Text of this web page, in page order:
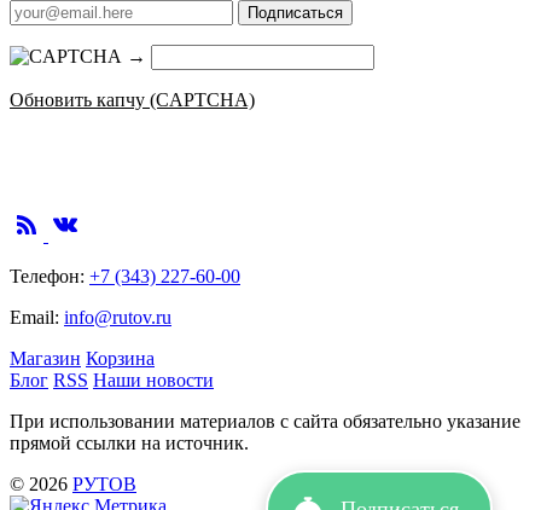
Подписаться
→
Обновить капчу (CAPTCHA)
Телефон: +7 (343) 227-60-00
Email: info@rutov.ru
Магазин Корзина
Блог RSS Наши новости
При использовании материалов с сайта обязательно указание
прямой ссылки на источник.
© 2026 РУТОВ